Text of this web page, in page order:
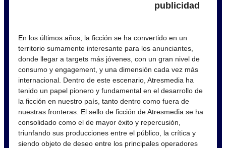
publicidad
En los últimos años, la ficción se ha convertido en un
territorio sumamente interesante para los anunciantes,
donde llegar a targets más jóvenes, con un gran nivel de
consumo y engagement, y una dimensión cada vez más
internacional. Dentro de este escenario, Atresmedia ha
tenido un papel pionero y fundamental en el desarrollo de
la ficción en nuestro país, tanto dentro como fuera de
nuestras fronteras. El sello de ficción de Atresmedia se ha
consolidado como el de mayor éxito y repercusión,
triunfando sus producciones entre el público, la crítica y
siendo objeto de deseo entre los principales operadores